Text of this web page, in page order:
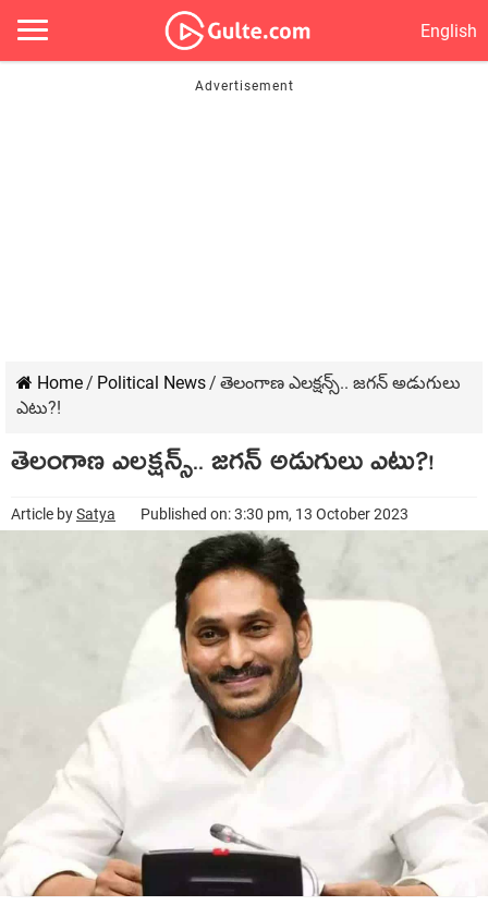
English
Home/ Political News/ తెలంగాణ ఎల‌క్ష‌న్స్‌.. జ‌గ‌న్ అడుగులు
ఎటు?!
తెలంగాణ ఎల‌క్ష‌న్స్‌.. జ‌గ‌న్ అడుగులు ఎటు?!
Article bySatya Published on: 3:30 pm, 13 October 2023